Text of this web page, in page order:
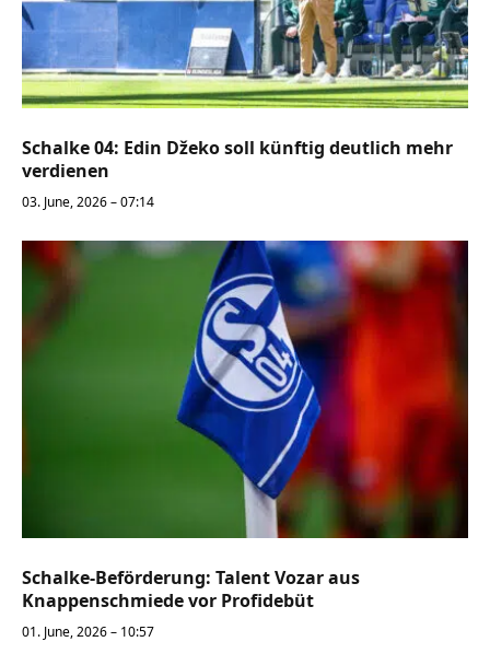
Schalke 04: Edin Džeko soll künftig deutlich mehr
verdienen
03. June, 2026 – 07:14
Schalke-Beförderung: Talent Vozar aus
Knappenschmiede vor Profidebüt
01. June, 2026 – 10:57